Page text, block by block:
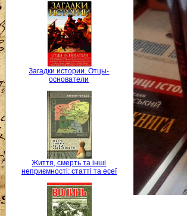
Загадки истории. Отцы-
основатели
Життя, смерть та інші
неприємності: статті та есеї